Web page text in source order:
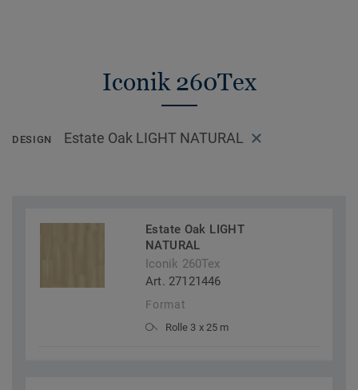
Iconik 260Tex
DESIGN Estate Oak LIGHT NATURAL
Estate Oak LIGHT
NATURAL
Iconik 260Tex
Art. 27121446
Format
Rolle 3 x 25 m